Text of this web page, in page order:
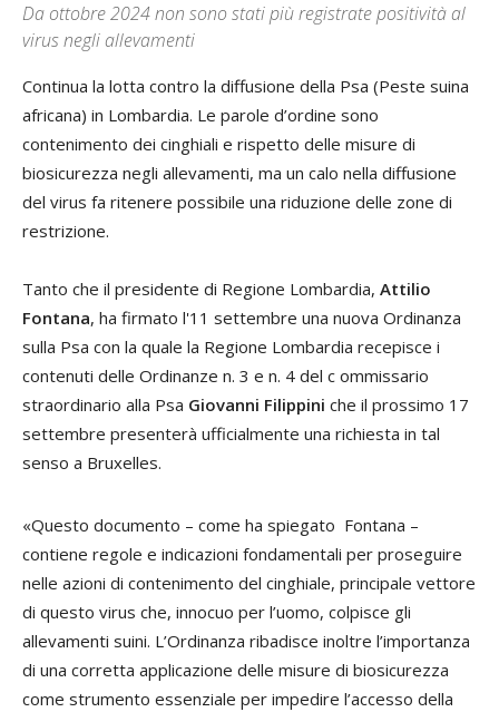
Da ottobre 2024 non sono stati più registrate positività al
virus negli allevamenti
Continua la lotta contro la diffusione della Psa (Peste suina
africana) in Lombardia. Le parole d’ordine sono
contenimento dei cinghiali e rispetto delle misure di
biosicurezza negli allevamenti, ma un calo nella diffusione
del virus fa ritenere possibile una riduzione delle zone di
restrizione.
Tanto che il presidente di Regione Lombardia, Attilio
Fontana, ha firmato l'11 settembre una nuova Ordinanza
sulla Psa con la quale la Regione Lombardia recepisce i
contenuti delle Ordinanze n. 3 e n. 4 del c ommissario
straordinario alla Psa Giovanni Filippini che il prossimo 17
settembre presenterà ufficialmente una richiesta in tal
senso a Bruxelles.
«Questo documento – come ha spiegato Fontana –
contiene regole e indicazioni fondamentali per proseguire
nelle azioni di contenimento del cinghiale, principale vettore
di questo virus che, innocuo per l’uomo, colpisce gli
allevamenti suini. L’Ordinanza ribadisce inoltre l’importanza
di una corretta applicazione delle misure di biosicurezza
come strumento essenziale per impedire l’accesso della